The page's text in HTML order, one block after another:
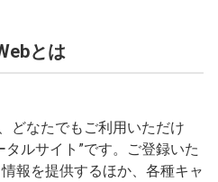
とは
どなたでもご利用いただけ
タルサイト”です。ご登録いた
報を提供するほか、各種キャ